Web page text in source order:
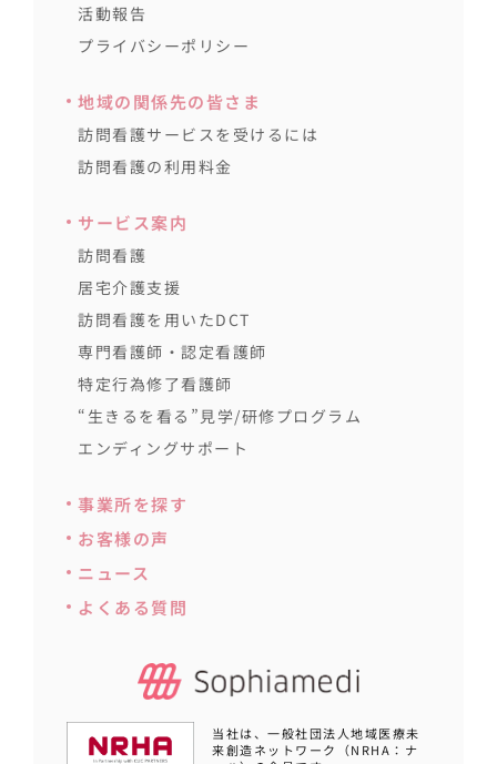
活動報告
プライバシーポリシー
地域の関係先の皆さま
訪問看護サービスを受けるには
訪問看護の利用料金
サービス案内
訪問看護
居宅介護支援
訪問看護を用いたDCT
専門看護師・認定看護師
特定行為修了看護師
“生きるを看る”見学/研修プログラム
エンディングサポート
事業所を探す
お客様の声
ニュース
よくある質問
当社は、一般社団法人地域医療未
来創造ネットワーク（NRHA：ナ